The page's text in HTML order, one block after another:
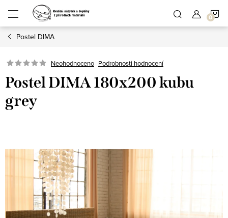
obsah
Postel DIMA
Neohodnoceno Podrobnosti hodnocení
Postel DIMA 180x200 kubu
grey